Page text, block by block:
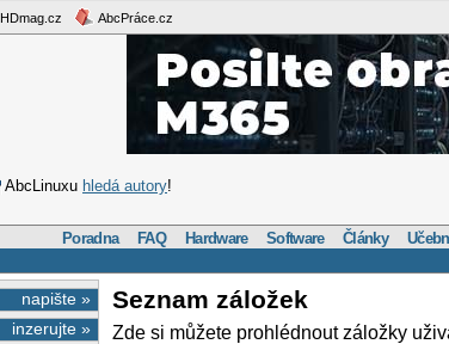
HDmag.cz AbcPráce.cz
AbcLinuxu hledá autory!
Poradna FAQ Hardware Software Články
napište »
inzerujte »
Seznam záložek
Zde si můžete prohlédnout záložky